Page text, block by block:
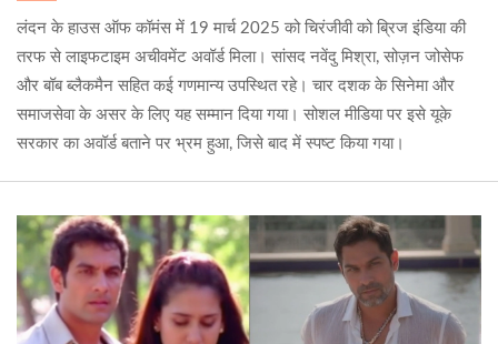
लंदन के हाउस ऑफ कॉमंस में 19 मार्च 2025 को चिरंजीवी को ब्रिज इंडिया की
तरफ से लाइफटाइम अचीवमेंट अवॉर्ड मिला। सांसद नवेंदु मिश्रा, सोज़न जोसेफ
और बॉब ब्लैकमैन सहित कई गणमान्य उपस्थित रहे। चार दशक के सिनेमा और
समाजसेवा के असर के लिए यह सम्मान दिया गया। सोशल मीडिया पर इसे यूके
सरकार का अवॉर्ड बताने पर भ्रम हुआ, जिसे बाद में स्पष्ट किया गया।